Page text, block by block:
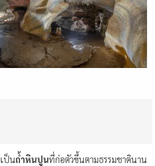
ป็นถ้ำหินปูนที่ก่อตัวขึ้นตามธรรมชาตินาน